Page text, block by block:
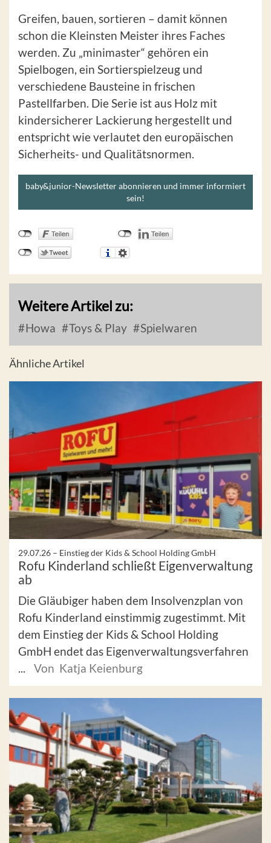
Greifen, bauen, sortieren – damit können
schon die Kleinsten Meister ihres Faches
werden. Zu „minimaster“ gehören ein
Spielbogen, ein Sortierspielzeug und
verschiedene Bausteine in frischen
Pastellfarben. Die Serie ist aus Holz mit
kindersicherer Lackierung hergestellt und
entspricht wie verlautet den europäischen
Sicherheits- und Qualitätsnormen.
baby&junior-Newsletter abonnieren und immer informiert
sein!
Weitere Artikel zu:
Howa Toys & Play Spielwaren
Ähnliche Artikel
29.07.26 – Einstieg der Kids & School Holding GmbH
Rofu Kinderland schließt Eigenverwaltung
ab
Die Gläubiger haben dem Insolvenzplan von
Rofu Kinderland einstimmig zugestimmt. Mit
dem Einstieg der Kids & School Holding
GmbH endet das Eigenverwaltungsverfahren
...
Von Katja Keienburg